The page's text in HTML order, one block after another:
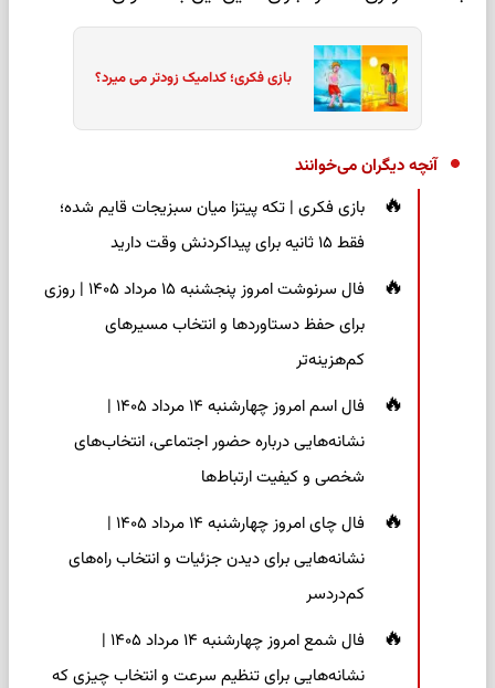
بازی فکری؛ کدامیک زودتر می میرد؟
آنچه دیگران می‌خوانند
بازی فکری | تکه پیتزا میان سبزیجات قایم شده؛
فقط ۱۵ ثانیه برای پیداکردنش وقت دارید
فال سرنوشت امروز پنجشنبه ۱۵ مرداد ۱۴۰۵ | روزی
برای حفظ دستاوردها و انتخاب مسیرهای
کم‌هزینه‌تر
فال اسم امروز چهارشنبه ۱۴ مرداد ۱۴۰۵ |
نشانه‌هایی درباره حضور اجتماعی، انتخاب‌های
شخصی و کیفیت ارتباط‌ها
فال چای امروز چهارشنبه ۱۴ مرداد ۱۴۰۵ |
نشانه‌هایی برای دیدن جزئیات و انتخاب راه‌های
کم‌دردسر
فال شمع امروز چهارشنبه ۱۴ مرداد ۱۴۰۵ |
نشانه‌هایی برای تنظیم سرعت و انتخاب چیزی که